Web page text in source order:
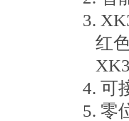
3.
红
4. 可
5. 零